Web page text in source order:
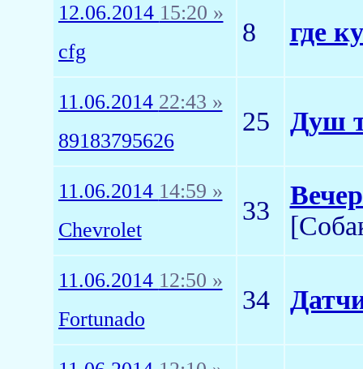
12.06.2014 15:20 »
cfg
8 где
11.06.2014 22:43 »
89183795626
25 Душ
11.06.2014 14:59 »
Chevrolet
33
11.06.2014 12:50 »
Fortunado
34